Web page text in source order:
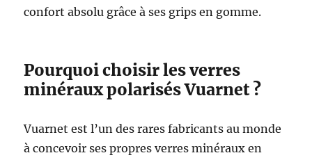
confort absolu grâce à ses grips en gomme.
Pourquoi choisir les verres
minéraux polarisés Vuarnet ?
Vuarnet est l’un des rares fabricants au monde
à concevoir ses propres verres minéraux en